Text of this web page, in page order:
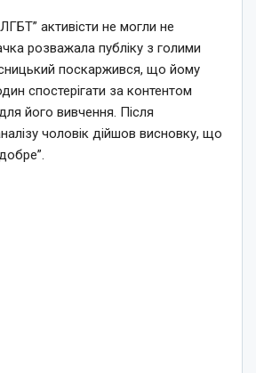
активісти не могли не
розважала публіку з голими
поскаржився, що йому
спостерігати за контентом
його вивчення. Після
чоловік дійшов висновку, що